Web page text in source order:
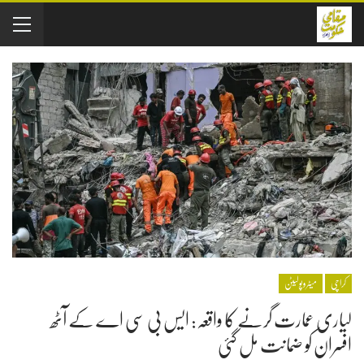
کراچی میٹروپولیٹن
لیاری عمارت گرنے کا واقعہ: ایس بی سی اے کے آٹھ
افسران کو ضمانت مل گئی